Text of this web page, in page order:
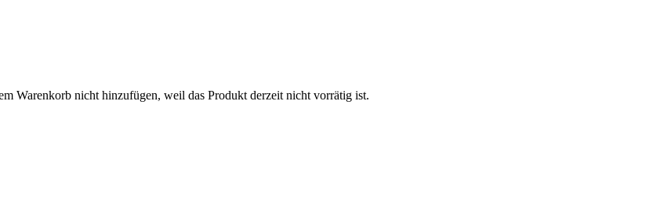
Warenkorb nicht hinzufügen, weil das Produkt derzeit nicht vorrätig ist.